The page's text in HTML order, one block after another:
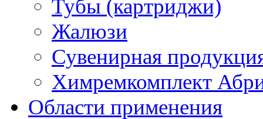
Тубы (картриджи)
Жалюзи
Сувенирная
Химремкомплект
Области применения